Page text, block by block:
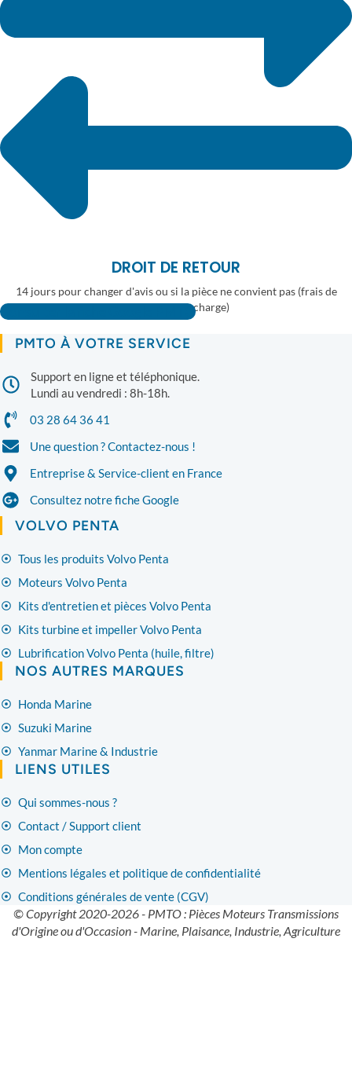
DROIT DE RETOUR
14 jours pour changer d'avis ou si la pièce ne convient pas (frais de
retour à votre charge)
Consulter la fiche Google PMTO
PMTO À VOTRE SERVICE
Support en ligne et téléphonique.
Lundi au vendredi : 8h-18h.
03 28 64 36 41
Une question ? Contactez-nous !
Entreprise & Service-client en France
Consultez notre fiche Google
VOLVO PENTA
Tous les produits Volvo Penta
Moteurs Volvo Penta
Kits d'entretien et pièces Volvo Penta
Kits turbine et impeller Volvo Penta
Lubrification Volvo Penta (huile, filtre)
NOS AUTRES MARQUES
Honda Marine
Suzuki Marine
Yanmar Marine & Industrie
LIENS UTILES
Qui sommes-nous ?
Contact / Support client
Mon compte
Mentions légales et politique de confidentialité
Conditions générales de vente (CGV)
© Copyright 2020-2026 - PMTO : Pièces Moteurs Transmissions
d'Origine ou d'Occasion - Marine, Plaisance, Industrie, Agriculture